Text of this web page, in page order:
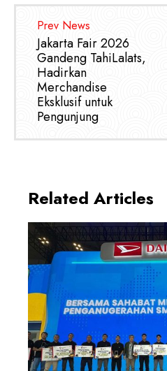
Prev News
Jakarta Fair 2026
Gandeng TahiLalats,
Hadirkan
Merchandise
Eksklusif untuk
Pengunjung
Related Articles